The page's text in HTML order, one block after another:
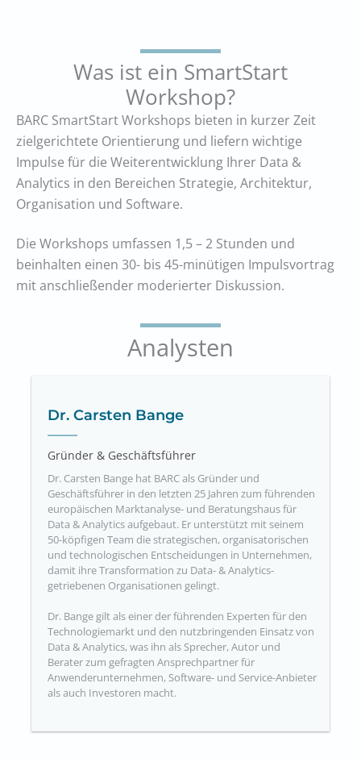
Was ist ein SmartStart
Workshop?
BARC SmartStart Workshops bieten in kurzer Zeit
zielgerichtete Orientierung und liefern wichtige
Impulse für die Weiterentwicklung Ihrer Data &
Analytics in den Bereichen Strategie, Architektur,
Organisation und Software.
Die Workshops umfassen 1,5 – 2 Stunden und
beinhalten einen 30- bis 45-minütigen Impulsvortrag
mit anschließender moderierter Diskussion.
Analysten
Dr. Carsten Bange
Gründer & Geschäftsführer
Dr. Carsten Bange hat BARC als Gründer und
Geschäftsführer in den letzten 25 Jahren zum führenden
europäischen Marktanalyse- und Beratungshaus für
Data & Analytics aufgebaut. Er unterstützt mit seinem
50-köpfigen Team die strategischen, organisatorischen
und technologischen Entscheidungen in Unternehmen,
damit ihre Transformation zu Data- & Analytics-
getriebenen Organisationen gelingt.
Dr. Bange gilt als einer der führenden Experten für den
Technologiemarkt und den nutzbringenden Einsatz von
Data & Analytics, was ihn als Sprecher, Autor und
Berater zum gefragten Ansprechpartner für
Anwenderunternehmen, Software- und Service-Anbieter
als auch Investoren macht.